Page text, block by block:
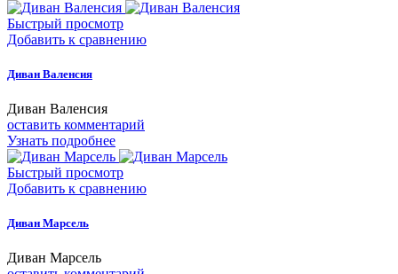
Быстрый просмотр
Добавить к сравнению
Диван Валенсия
Диван Валенсия
оставить комментарий
Узнать подробнее
Быстрый просмотр
Добавить к сравнению
Диван Марсель
Диван Марсель